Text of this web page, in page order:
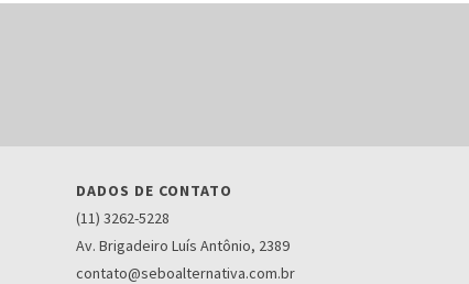
DADOS DE CONTATO
(11) 3262-5228
Av. Brigadeiro Luís Antônio, 2389
contato@seboalternativa.com.br